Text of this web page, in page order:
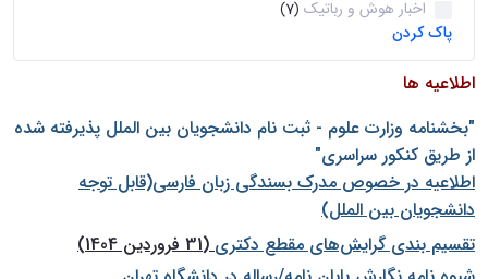
اخبار هوش و رباتیک (7)
پاک کردن
اطلاعیه ها
"بخشنامه وزارت علوم - ثبت نام دانشجويان بين الملل پذيرفته شده
از طريق كنكور سراسری"
اطلاعیه در خصوص مدرک بسندگی زبان فارسی(قابل توجه
دانشجویان بین الملل)
تقسیم بندی گرایش‌های مقطع دکتری(31 فروردین 1404)